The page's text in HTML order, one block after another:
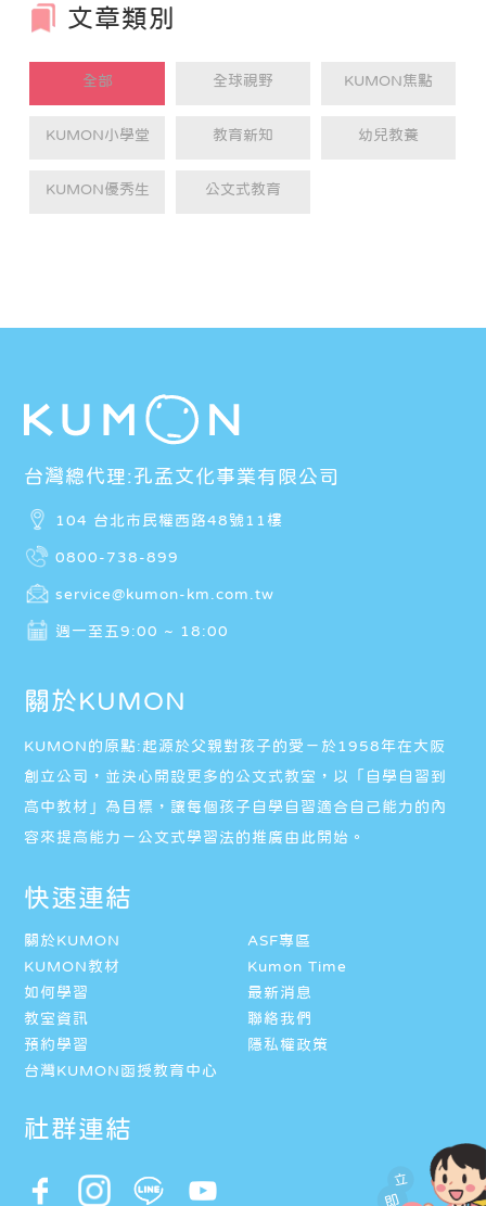
文章類別
全部 全球視野 KUMON焦點
KUMON小學堂 教育新知 幼兒教養
KUMON優秀生 公文式教育
立
即
台灣總代理:孔孟文化事業有限公司
104 台北市民權西路48號11樓
0800-738-899
service@kumon-km.com.tw
週一至五9:00 ~ 18:00
關於KUMON
KUMON的原點:起源於父親對孩子的愛－於1958年在大阪
創立公司，並決心開設更多的公文式教室，以「自學自習到
高中教材」為目標，讓每個孩子自學自習適合自己能力的內
容來提高能力－公文式學習法的推廣由此開始。
快速連結
關於KUMON
ASF專區
KUMON教材
Kumon Time
如何學習
最新消息
教室資訊
聯絡我們
預約學習
隱私權政策
台灣KUMON函授教育中心
社群連結